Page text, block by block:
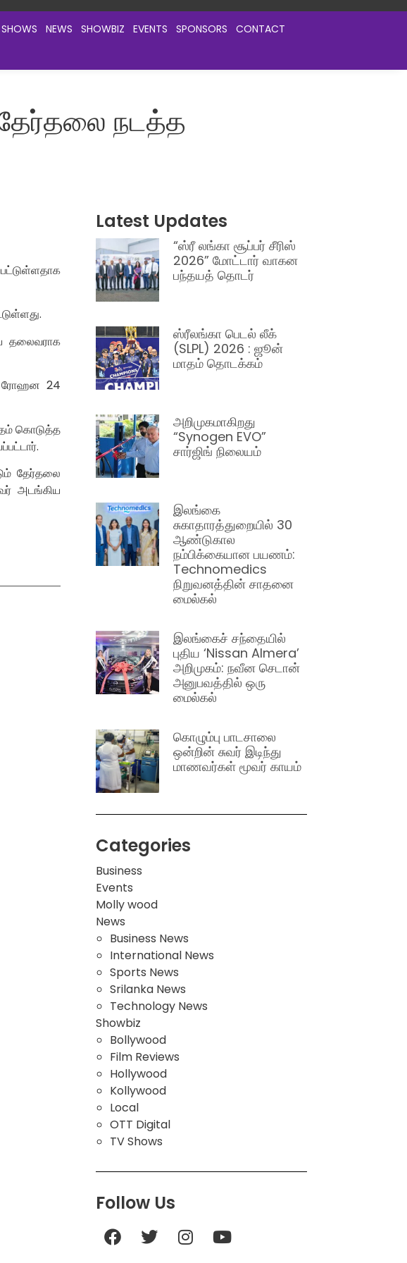
SHOWS NEWS SHOWBIZ EVENTS SPONSORS CONTACT
நடத்த
தலைவராக
ரோஹன 24
கொடுத்த
தேர்தலை
அடங்கிய
Latest Updates
“ஸ்ரீ லங்கா சூப்பர் சீரிஸ்
2026” மோட்டார் வாகன
பந்தயத் தொடர்
ஸ்ரீலங்கா பெடல் லீக்
(SLPL) 2026 : ஜூன்
மாதம் தொடக்கம்
அறிமுகமாகிறது
“Synogen EVO”
சார்ஜிங் நிலையம்
இலங்கை
சுகாதாரத்துறையில் 30
ஆண்டுகால
நம்பிக்கையான பயணம்:
Technomedics
நிறுவனத்தின் சாதனை
மைல்கல்
இலங்கைச் சந்தையில்
புதிய ‘Nissan Almera’
அறிமுகம்: நவீன செடான்
அனுபவத்தில் ஒரு
மைல்கல்
கொழும்பு பாடசாலை
ஒன்றின் சுவர் இடிந்து
மாணவர்கள் மூவர் காயம்
Categories
Business
Events
Molly wood
News
Business News
International News
Sports News
Srilanka News
Technology News
Showbiz
Bollywood
Film Reviews
Hollywood
Kollywood
Local
OTT Digital
TV Shows
Follow Us